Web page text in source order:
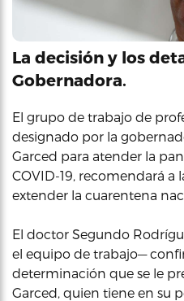
La decisión y los
Gobernadora.
El grupo de trabajo de
designado por la
Garced para atender la
COVID-19, recomendará a
extender la cuarentena
El doctor Segundo
el equipo de trabajo—
determinación que se le
Garced, quien tiene en su